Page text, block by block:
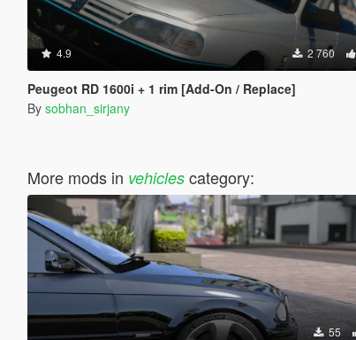
4.9 2 760
Peugeot RD 1600i + 1 rim [Add-On / Replace]
By sobhan_sirjany
More mods in vehiclescategory:
55